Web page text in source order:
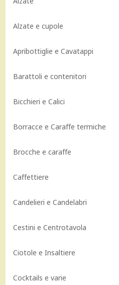
Alzate e cupole
Apribottiglie e Cavatappi
Barattoli e contenitori
Bicchieri e Calici
Borracce e Caraffe termiche
Brocche e caraffe
Caffettiere
Candelieri e Candelabri
Cestini e Centrotavola
Ciotole e Insaltiere
Cocktails e varie